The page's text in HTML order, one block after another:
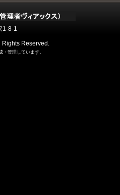
1-8-1
Rights Reserved.
管理しています。